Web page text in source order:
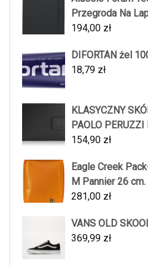
Przegroda Na
194,00 zł
DIFORTAN żel
18,79 zł
KLASYCZNY
PAOLO
154,90 zł
Eagle Creek
M Pannier 26
281,00 zł
VANS OLD
369,99 zł